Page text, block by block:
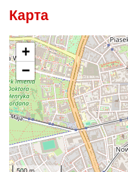
Карта
+
−